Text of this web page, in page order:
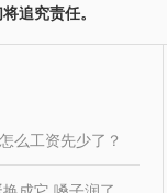
追究责任。
么工资先少了？